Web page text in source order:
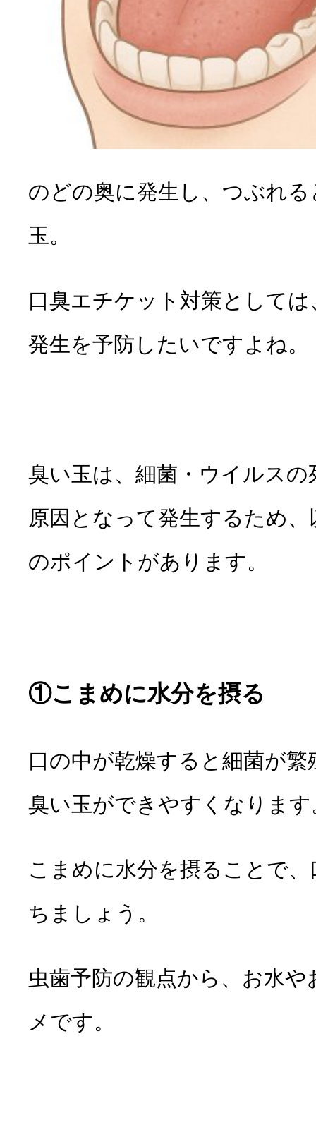
のどの奥に発生し、つぶれ
玉。
口臭エチケット対策として
発生を予防したいですよね。
臭い玉は、細菌・ウイルス
原因となって発生するため
のポイントがあります。
①こまめに水分を摂る
口の中が乾燥すると細菌が
臭い玉ができやすくなります
こまめに水分を摂る ことで
ちましょう。
虫歯予防の観点から、お水
メです。